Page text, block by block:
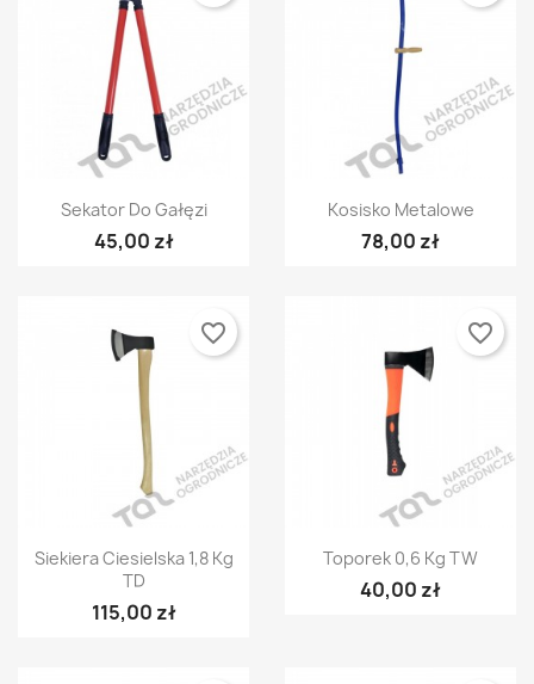
Szybki podgląd
Sekator Do Gałęzi
45,00 zł
Szybki podgląd
Kosisko Metalowe
78,00 zł
Szybki podgląd
Siekiera Ciesielska 1,8 Kg
TD
115,00 zł
favorite_border
Szybki podgląd
Toporek 0,6 Kg TW
40,00 zł
favorite_border